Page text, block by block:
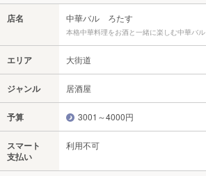
店名 中華バル ろたす
本格中華料理をお酒と一緒に楽しむ中華バル
エリア 大街道
ジャンル 居酒屋
予算 3001～4000円
スマート
支払い
利用不可